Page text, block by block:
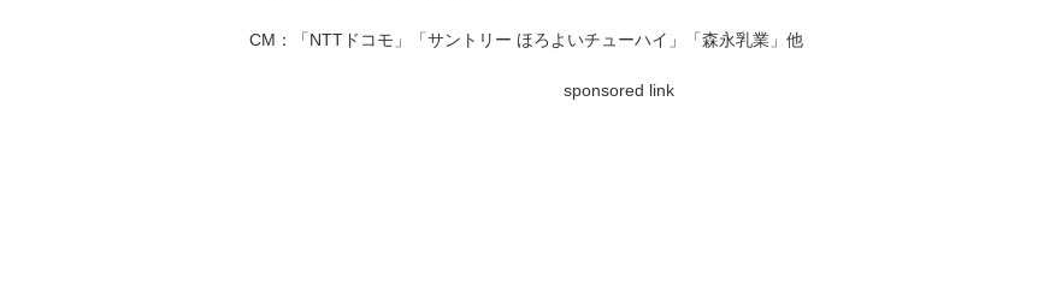
CM：「NTTドコモ」「サントリー ほろよいチューハイ」「森永乳業」他
sponsored link